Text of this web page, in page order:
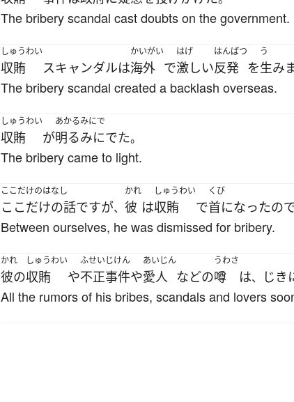
The bribery scandal cast doubts on the government.
しゅうわい
収賄 スキャンダルは
かいがい
海外 で
はげ
激しい
はんぱつ
反発 を
う
生み
The bribery scandal created a backlash overseas.
しゅうわい
収賄 が
あかるみにで
明るみにでた。
The bribery came to light.
ここだけのはなし
ここだけの話ですが、
かれ
彼 は
しゅうわい
収賄 で
くび
首になったの
Between ourselves, he was dismissed for bribery.
かれ
彼の
しゅうわい
収賄 や
ふせいじけん
不正事件や
あいじん
愛人 などの
うわさ
噂 は、 じき
All the rumors of his bribes, scandals and lovers